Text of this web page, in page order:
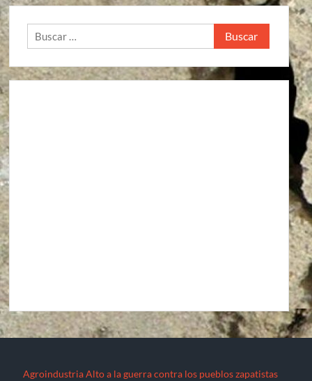
Buscar:
Agroindustria Alto a la guerra contra los pueblos zapatistas